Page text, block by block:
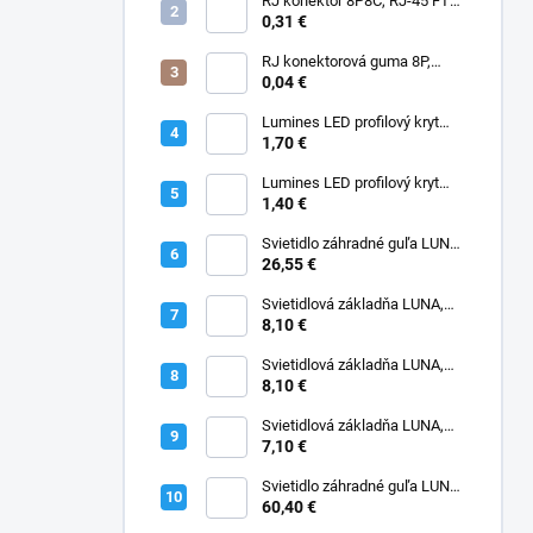
CAT6, drôt, priechodný
0,31 €
RJ konektorová guma 8P,
čierna
0,04 €
Lumines LED profilový kryt
BASIC V2, Fractal PC, opál
1,70 €
Lumines LED profilový kryt
BASIC, PMMA, transparentný
1,40 €
Svietidlo záhradné guľa LUNA,
300mm, opál, bez základne,
26,55 €
Svietidlová základňa LUNA,
300mm, max.100W, E27
8,10 €
Svietidlová základňa LUNA,
400mm, max.150W, E27
8,10 €
Svietidlová základňa LUNA,
200mm, max.50W, E27
7,10 €
Svietidlo záhradné guľa LUNA,
400mm, opál, bez základne,
60,40 €